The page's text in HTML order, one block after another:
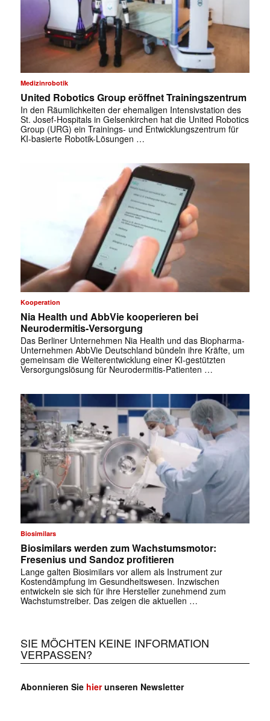
Medizinrobotik
United Robotics Group eröffnet Trainingszentrum
In den Räumlichkeiten der ehemaligen Intensivstation des
St. Josef-Hospitals in Gelsenkirchen hat die United Robotics
Group (URG) ein Trainings- und Entwicklungszentrum für
KI-basierte Robotik-Lösungen …
Kooperation
Nia Health und AbbVie kooperieren bei
Neurodermitis-Versorgung
Das Berliner Unternehmen Nia Health und das Biopharma-
Unternehmen AbbVie Deutschland bündeln ihre Kräfte, um
gemeinsam die Weiterentwicklung einer KI-gestützten
Versorgungslösung für Neurodermitis-Patienten …
Biosimilars
Biosimilars werden zum Wachstumsmotor:
Fresenius und Sandoz profitieren
Lange galten Biosimilars vor allem als Instrument zur
Kostendämpfung im Gesundheitswesen. Inzwischen
entwickeln sie sich für ihre Hersteller zunehmend zum
Wachstumstreiber. Das zeigen die aktuellen …
SIE MÖCHTEN KEINE INFORMATION
VERPASSEN?
Abonnieren Sie hierunseren Newsletter